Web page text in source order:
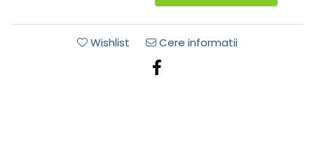
Wishlist Cere informatii